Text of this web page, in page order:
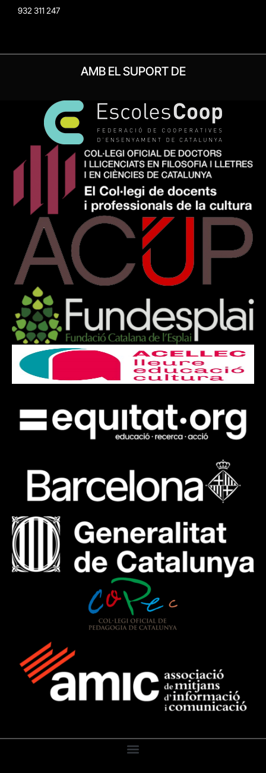
932 311 247
AMB EL SUPORT DE